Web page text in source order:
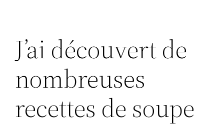
J’ai découvert de
nombreuses
recettes de soupe